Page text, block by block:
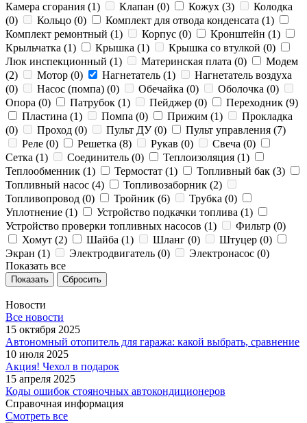
Камера сгорания (1) Клапан (0) Кожух (3)
Колодка
(0) Кольцо (0) Комплект для отвода конденсата (1)
Комплект ремонтный (1) Корпус (0) Кронштейн (1)
Крыльчатка (1) Крышка (1) Крышка со втулкой (0)
Люк инспекционный (1) Материнская плата (0)
Модем
(2) Мотор (0) Нагнетатель (1)
Нагнетатель воздуха
(0) Насос (помпа) (0) Обечайка (0) Оболочка (0)
Опора (0) Патрубок (1) Пейджер (0) Переходник (9)
Пластина (1) Помпа (0) Прижим (1)
Прокладка
(0) Проход (0) Пульт ДУ (0) Пульт управления (7)
Реле (0) Решетка (8) Рукав (0) Свеча (0)
Сетка (1) Соединитель (0) Теплоизоляция (1)
Теплообменник (1) Термостат (1) Топливный бак (3)
Топливный насос (4) Топливозаборник (2)
Топливопровод (0) Тройник (6) Трубка (0)
Уплотнение (1) Устройство подкачки топлива (1)
Устройство проверки топливных насосов (1) Фильтр (0)
Хомут (2) Шайба (1) Шланг (0) Штуцер (0)
Экран (1) Электродвигатель (0) Электронасос (0)
Показать все
Сбросить
Новости
Все новости
15 октября 2025
Автономный отопитель для гаража: какой выбрать, сравнение
10 июля 2025
Акция! Чехол в подарок
15 апреля 2025
Коды ошибок стояночных автокондиционеров
Справочная информация
Смотреть все